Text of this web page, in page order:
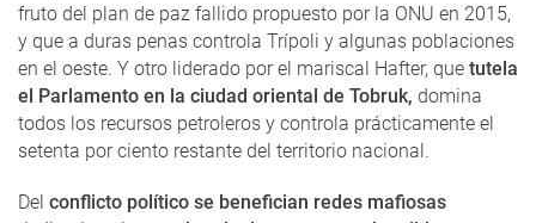
fruto del plan de paz fallido propuesto por la ONU en 2015,
y que a duras penas controla Trípoli y algunas poblaciones
en el oeste. Y otro liderado por el mariscal Hafter, que tutela
el Parlamento en la ciudad oriental de Tobruk, domina
todos los recursos petroleros y controla prácticamente el
setenta por ciento restante del territorio nacional.
Del conflicto político se benefician redes mafiosas